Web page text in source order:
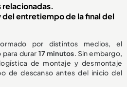
relacionadas.
del entretiempo de la final del
por distintos medios, el
durar 17 minutos. Sin embargo,
de montaje y desmontaje
de descanso antes del inicio del